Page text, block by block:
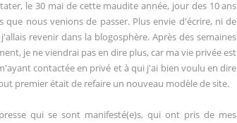
le 30 mai de cette maudite année, jour des 10 ans
que nous venions de passer. Plus envie d'écrire, ni de
revenir dans la blogosphère. Après des semaines
je ne viendrai pas en dire plus, car ma vie privée est
contactée en privé et à qui j'ai bien voulu en dire
premier était de refaire un nouveau modèle de site.
qui se sont manifesté(e)s, qui ont pris de mes